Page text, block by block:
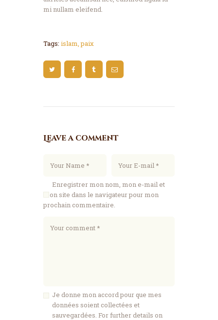
mi nullam eleifend.
Tags: islam ,paix
Leave a comment
Enregistrer mon nom, mon e-mail et
mon site dans le navigateur pour mon
prochain commentaire.
Je donne mon accord pour que mes
données soient collectées et
sauvegardées. For further details on